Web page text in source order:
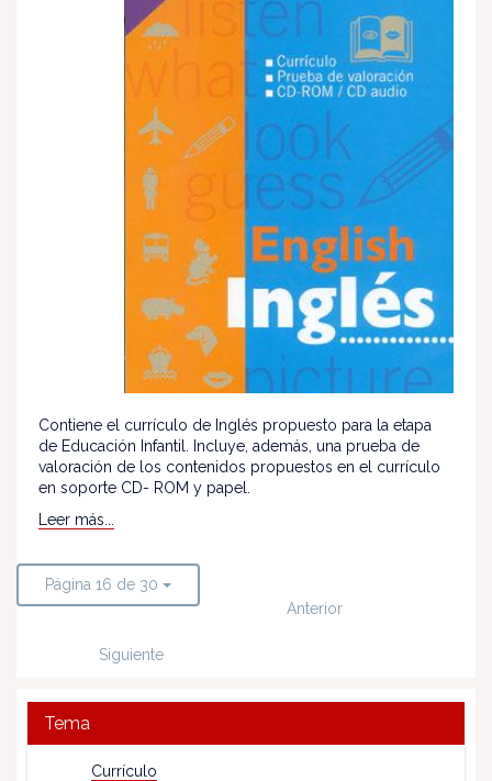
Contiene el currículo de Inglés propuesto para la etapa
de Educación Infantil. Incluye, además, una prueba de
valoración de los contenidos propuestos en el currículo
en soporte CD- ROM y papel.
Leer más...
Página 16 de 30
Anterior
Siguiente
Tema
Currículo